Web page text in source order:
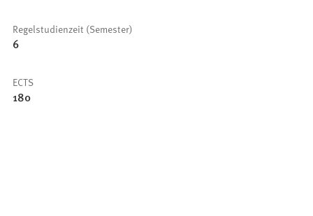
Regelstudienzeit (Semester)
6
ECTS
180